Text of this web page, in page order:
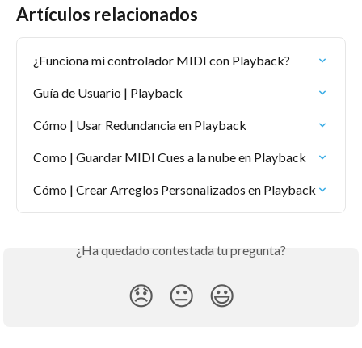
Artículos relacionados
¿Funciona mi controlador MIDI con Playback?
Guía de Usuario | Playback
Cómo | Usar Redundancia en Playback
Como | Guardar MIDI Cues a la nube en Playback
Cómo | Crear Arreglos Personalizados en Playback
¿Ha quedado contestada tu pregunta?
😞 😐 😃